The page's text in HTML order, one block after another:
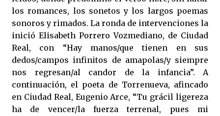
los romances, los sonetos y los largos poemas
sonoros y rimados. La ronda de intervenciones la
inició Elisabeth Porrero Vozmediano, de Ciudad
Real, con “Hay manos/que tienen en sus
dedos/campos infinitos de amapolas/y siempre
nos regresan/al candor de la infancia”. A
continuación, el poeta de Torrenueva, afincado
en Ciudad Real, Eugenio Arce, “Tu grácil ligereza
ha de vencer/la fuerza terrenal, pues mi